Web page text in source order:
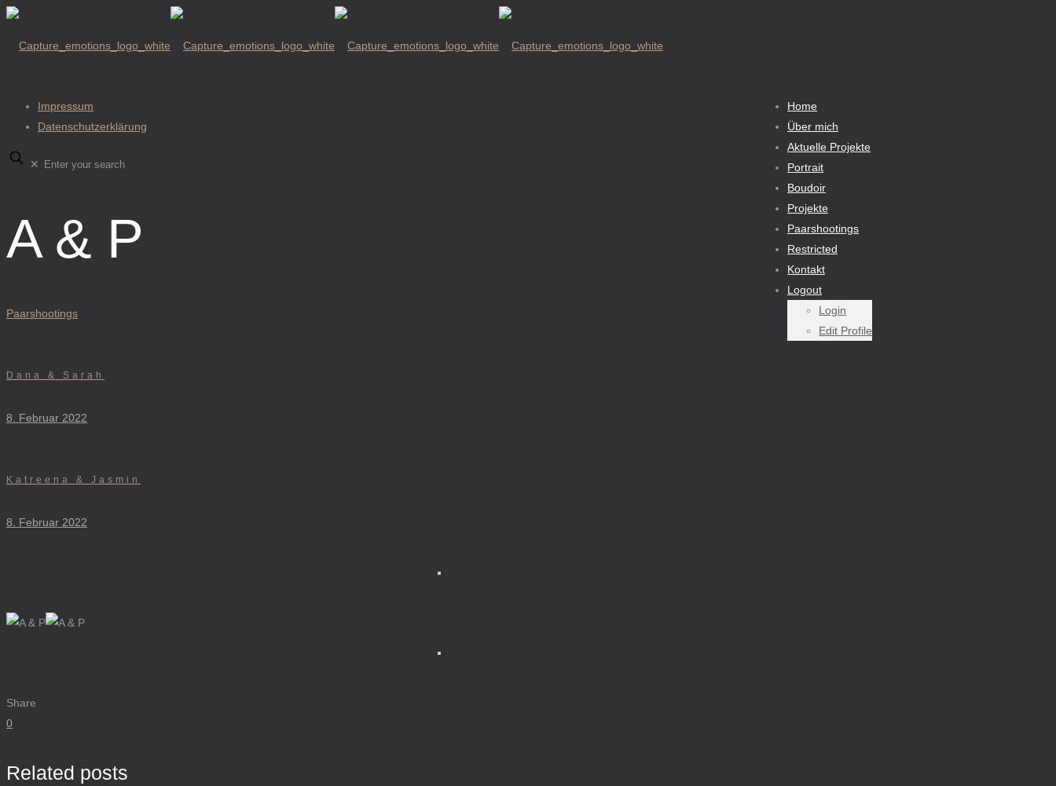
Home
Über mich
Aktuelle Projekte
Portrait
Boudoir
Projekte
Paarshootings
Restricted
Kontakt
Logout
Login
Edit Profile
Impressum
Datenschutzerklärung
✕
A & P
Paarshootings
Dana & Sarah
8. Februar 2022
Katreena & Jasmin
8. Februar 2022
Share
0
Related posts